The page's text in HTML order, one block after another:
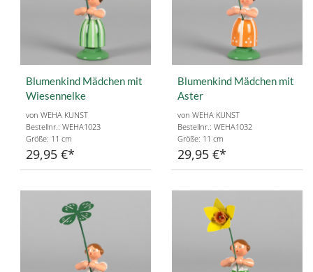
Blumenkind Mädchen mit
Wiesennelke
von WEHA KUNST
Bestellnr.: WEHA1023
Größe: 11 cm
29,95 €
Blumenkind Mädchen mit
Aster
von WEHA KUNST
Bestellnr.: WEHA1032
Größe: 11 cm
29,95 €